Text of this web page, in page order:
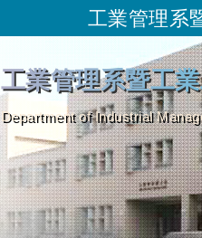
工業管理系
工業管理系暨工
Department of Industrial